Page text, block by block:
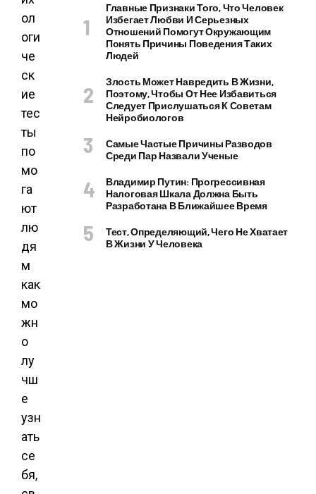
ол
оги
че
ск
ие
тес
ты
по
мо
га
ют
лю
дя
м
как
мо
жн
о
лу
чш
е
узн
ать
се
бя,
Главные Признаки Того, Что Человек
Избегает Любви И Серьезных
Отношений Помогут Окружающим
Понять Причины Поведения Таких
Людей
Злость Может Навредить В Жизни,
Поэтому, Чтобы От Нее Избавиться
Следует Прислушаться К Советам
Нейробиологов
Самые Частые Причины Разводов
Среди Пар Назвали Ученые
Владимир Путин: Прогрессивная
Налоговая Шкала Должна Быть
Разработана В Ближайшее Время
Тест, Определяющий, Чего Не Хватает
В Жизни У Человека